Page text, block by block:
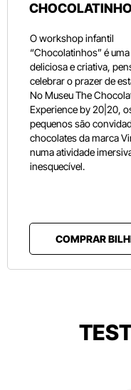
O workshop infantil
“Chocolatinhos” é
deliciosa e criativa,
celebrar o prazer de
No Museu The
Experience by 20|20,
pequenos são
chocolates da marca
numa atividade
inesquecível.
COMPRAR